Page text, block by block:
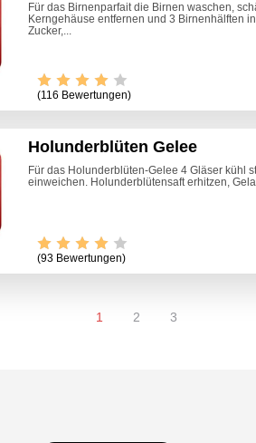
Für das Birnenparfait die Birnen waschen,
Kerngehäuse entfernen und 3 Birnenhälften
Zucker,...
(116 Bewertungen)
Holunderblüten Gelee
Für das Holunderblüten-Gelee 4 Gläser kühl
einweichen. Holunderblütensaft erhitzen,
(93 Bewertungen)
1 2 3